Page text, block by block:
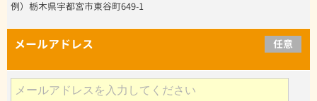
例）栃木県宇都宮市東谷町649-1
メールアドレス 任意